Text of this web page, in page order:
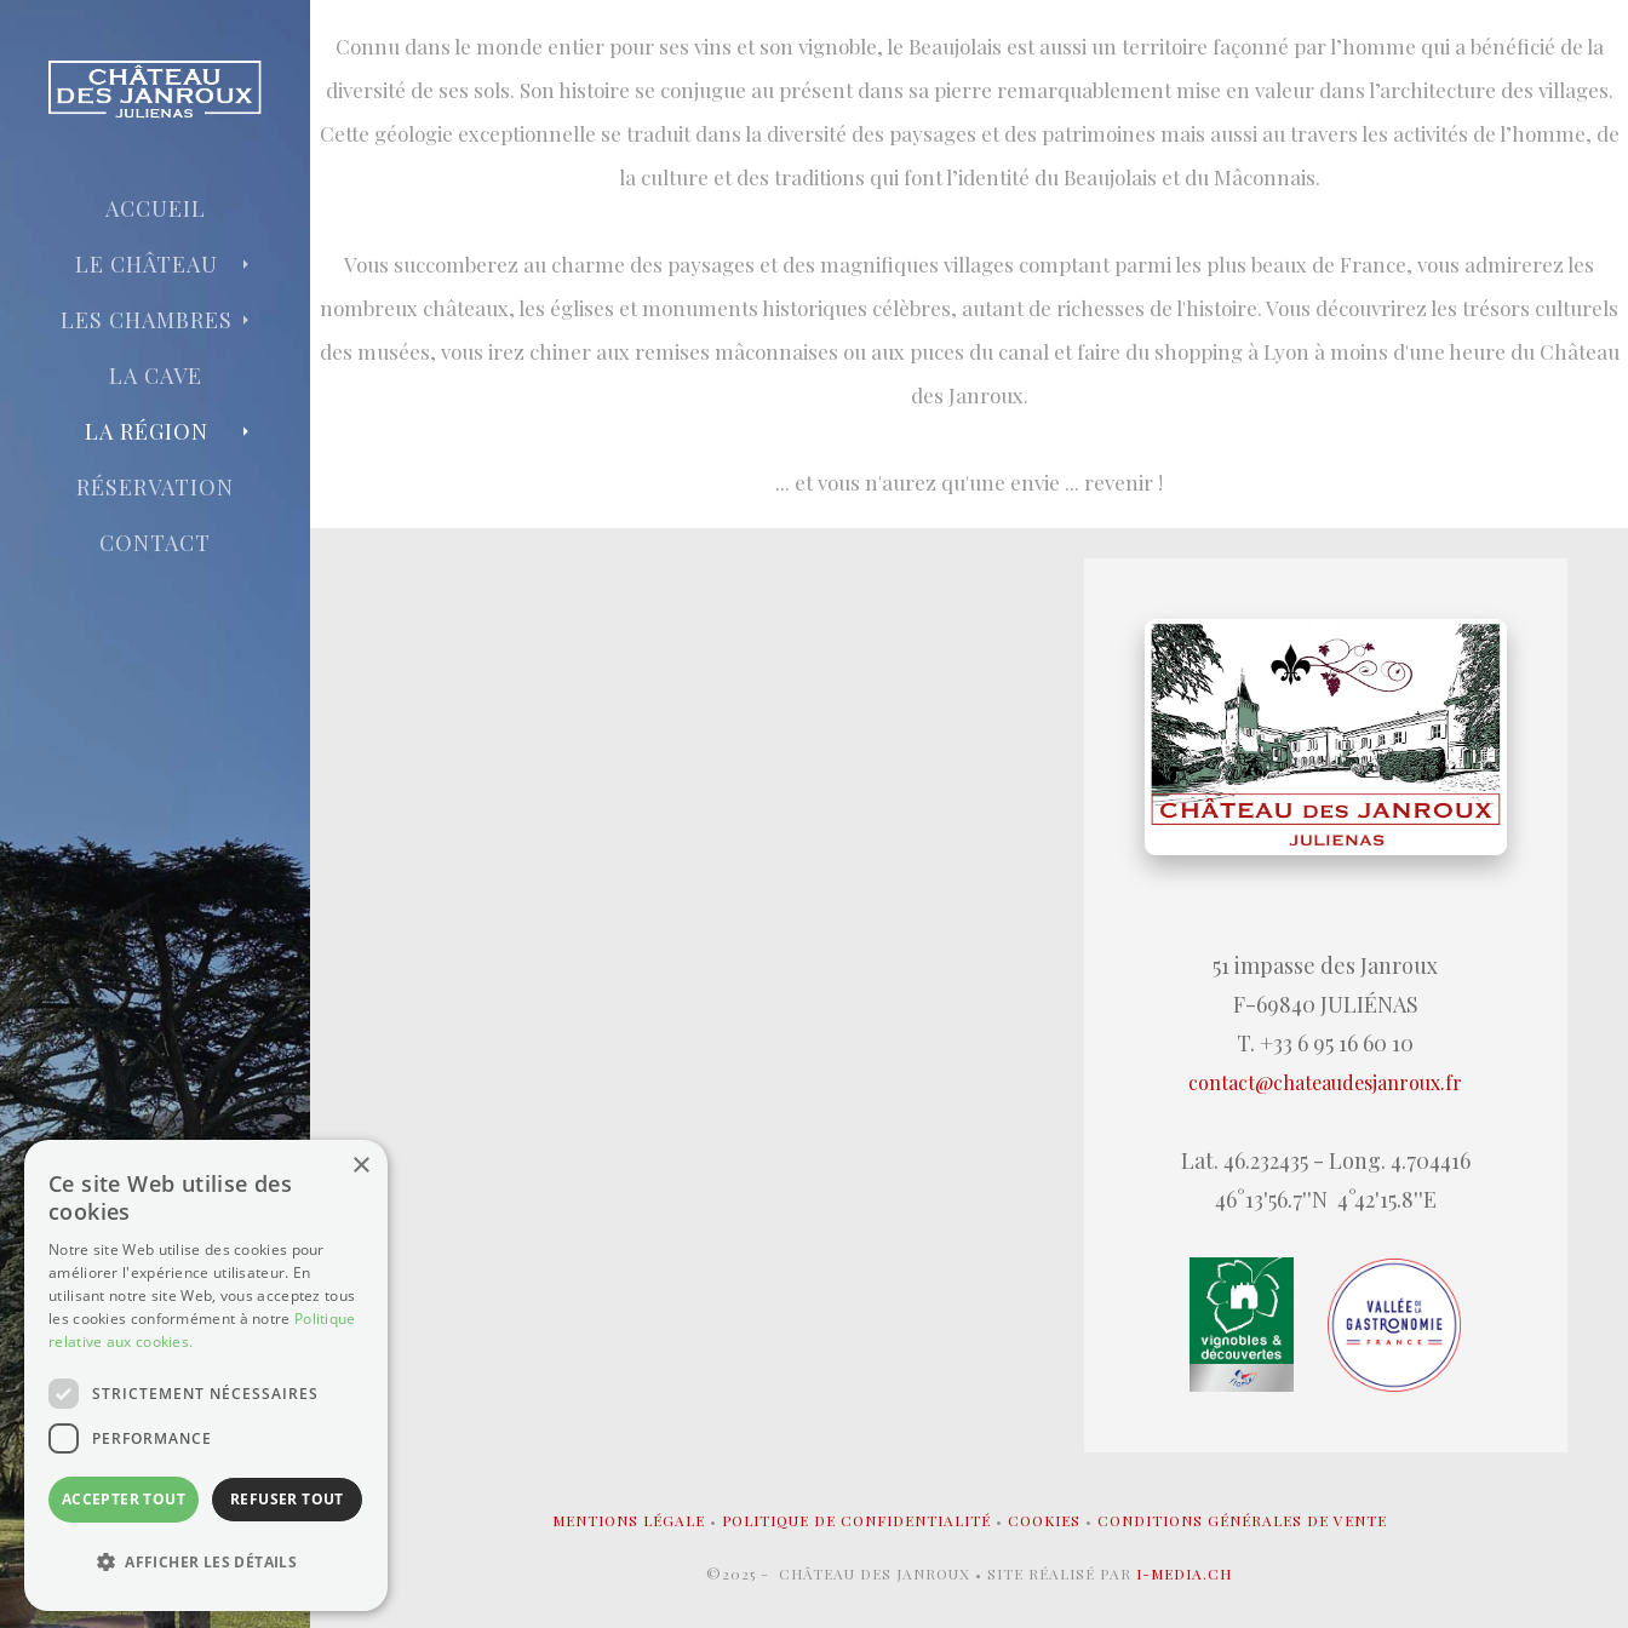
ACCUEIL
LE CHÂTEAU
LES CHAMBRES
LA CAVE
LA RÉGION
RÉSERVATION
CONTACT
©2025 - Château des Janroux
BALADES & CULTURE
La diversité d'une région
Connu dans le monde entier pour ses vins et son vignoble, le Beaujolais est aussi un territoire façonné par l’homme qui a bénéficié de la
diversité de ses sols. Son histoire se conjugue au présent dans sa pierre remarquablement mise en valeur dans l’architecture des villages.
Cette géologie exceptionnelle se traduit dans la diversité des paysages et des patrimoines mais aussi au travers les activités de l’homme, de
la culture et des traditions qui font l’identité du Beaujolais et du Mâconnais.
Vous succomberez au charme des paysages et des magnifiques villages comptant parmi les plus beaux de France, vous admirerez les
nombreux châteaux, les églises et monuments historiques célèbres, autant de richesses de l'histoire. Vous découvrirez les trésors culturels
des musées, vous irez chiner aux remises mâconnaises ou aux puces du canal et faire du shopping à Lyon à moins d'une heure du Château
des Janroux.
... et vous n'aurez qu'une envie ... revenir !
51 impasse des Janroux
F-69840 JULIÉNAS
T. +33 6 95 16 60 10
contact@chateaudesjanroux.fr
Lat. 46.232435 - Long. 4.704416
46°13'56.7''N 4°42'15.8''E
MENTIONS LÉGALE • POLITIQUE DE CONFIDENTIALITÉ • COOKIES • CONDITIONS GÉNÉRALES DE VENTE
©2025 - CHÂTEAU DES JANROUX • SITE RÉALISÉ PAR I-MEDIA.CH
×
Ce site Web utilise des
cookies
Notre site Web utilise des cookies pour
améliorer l'expérience utilisateur. En
utilisant notre site Web, vous acceptez tous
les cookies conformément à notre Politique
relative aux cookies.
STRICTEMENT NÉCESSAIRES
PERFORMANCE
ACCEPTER TOUT REFUSER TOUT
AFFICHER LES DÉTAILS